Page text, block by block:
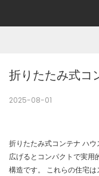
折りたたみ式コ
2025-08-01
折りたたみ式コンテナ ハウ
広げるとコンパクトで実用
構造です。 これらの住宅